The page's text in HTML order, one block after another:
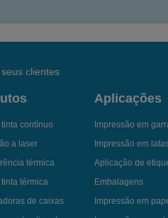
clientes
contínuo
a laser
térmica
tinta térmica
de caixas
Aplicações
Impressão em
Impressão em
Aplicação de
Embalagens
Impressão em